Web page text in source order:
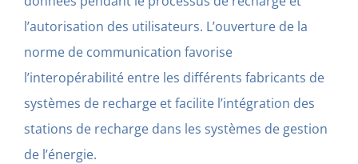
l’autorisation des utilisateurs. L’ouverture de la
norme de communication favorise
l’interopérabilité entre les différents fabricants de
systèmes de recharge et facilite l’intégration des
stations de recharge dans les systèmes de gestion
de l’énergie.